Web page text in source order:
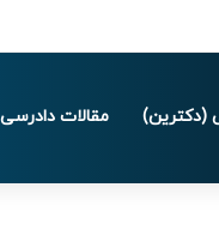
تا پایان تابستان 1405
(دکترین) مقالات